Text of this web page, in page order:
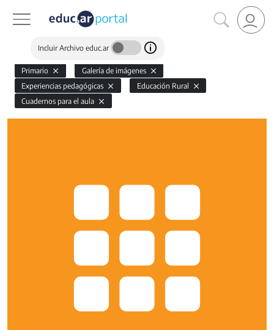
Incluir Archivo educ.ar
Primario
Galería de imágenes
Experiencias pedagógicas
Educación Rural
Cuadernos para el aula